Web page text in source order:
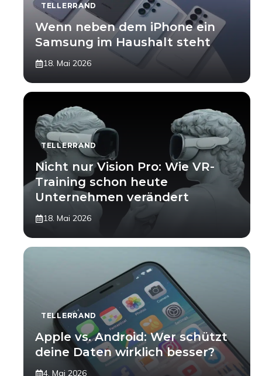
TELLERRAND
Wenn neben dem iPhone ein
Samsung im Haushalt steht
18. Mai 2026
TELLERRAND
Nicht nur Vision Pro: Wie VR-
Training schon heute
Unternehmen verändert
18. Mai 2026
TELLERRAND
Apple vs. Android: Wer schützt
deine Daten wirklich besser?
4. Mai 2026